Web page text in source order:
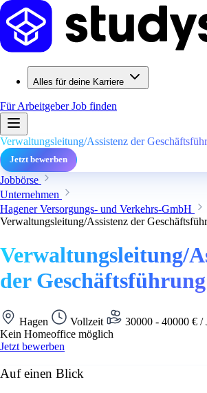
Alles für deine Karriere
Für ArbeitgeberJob finden
Verwaltungsleitung/Assistenz der
Jetzt bewerben
Jobbörse
Unternehmen
Hagener Versorgungs- und Verkehrs-GmbH
Verwaltungsleitung/Assistenz der
Verwaltungsleitung/
der
Hagen Vollzeit
30000 - 40000 € /
Kein Homeoffice möglich
Jetzt bewerben
Auf einen Blick